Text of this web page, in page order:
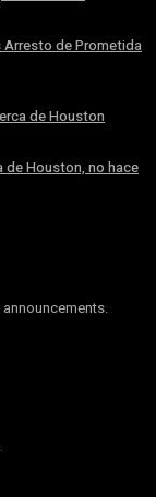
Arresto de Prometida
de Houston
de Houston, no hace